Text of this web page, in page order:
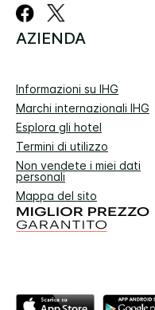
AZIENDA
Informazioni su IHG
Marchi internazionali IHG
Esplora gli hotel
Termini di utilizzo
Non vendete i miei dati
personali
Mappa del sito